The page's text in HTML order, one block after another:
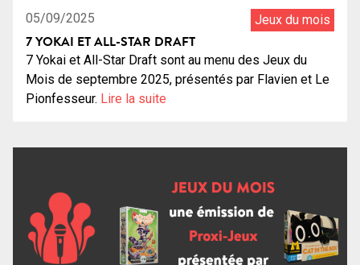
05/09/2025 Jeux du mois
7 YOKAI ET ALL-STAR DRAFT
7 Yokai et All-Star Draft sont au menu des Jeux du
Mois de septembre 2025, présentés par Flavien et Le
Pionfesseur. Lire la suite